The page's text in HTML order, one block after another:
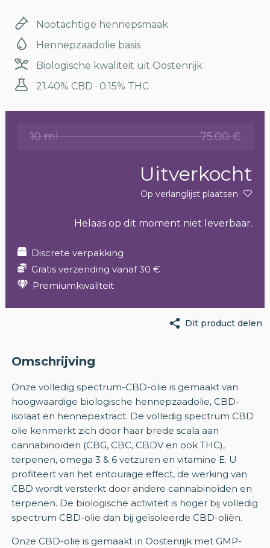
Nootachtige hennepsmaak
Hennepzaadolie basis
Biologische kwaliteit uit Oostenrijk
21.40% CBD · 0.15% THC
10 ml 75.00 €
Uitverkocht
Op verlanglijst plaatsen
Helaas op dit moment niet leverbaar.
Discrete verpakking
Gratis verzending vanaf 30 €
Premiumkwaliteit
Dit product delen
Omschrijving
Onze volledig spectrum-CBD-olie is gemaakt van
hoogwaardige biologische hennepzaadolie, CBD-
isolaat en hennepextract. De volledig spectrum CBD
olie kenmerkt zich door haar brede scala aan
cannabinoïden (CBG, CBC, CBDV en ook THC),
terpenen, omega 3 & 6 vetzuren en vitamine E. U
profiteert van het entourage effect, de werking van
CBD wordt versterkt door andere cannabinoïden en
terpenen. De biologische activiteit is hoger bij volledig
spectrum CBD-olie dan bij geïsoleerde CBD-oliën.
Onze CBD-olie is gemaakt in Oostenrijk met GMP-